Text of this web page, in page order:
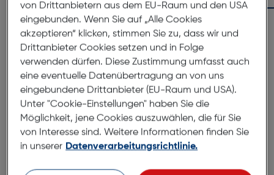
*ausgenommen Objektive
Produktbeschreibung
von Drittanbietern aus dem EU-Raum und den USA
eingebunden. Wenn Sie auf „Alle Cookies
akzeptieren“ klicken, stimmen Sie zu, dass wir und
Drittanbieter Cookies setzen und in Folge
verwenden dürfen. Diese Zustimmung umfasst auch
eine eventuelle Datenübertragung an von uns
eingebundene Drittanbieter (EU-Raum und USA).
Unter "Cookie-Einstellungen" haben Sie die
Möglichkeit, jene Cookies auszuwählen, die für Sie
von Interesse sind. Weitere Informationen finden Sie
in unserer Datenverarbeitungsrichtlinie.